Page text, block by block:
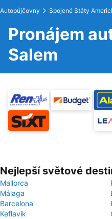
Autopůjčovny Spojené Státy
Pronájem
Salem
Nejlepší světové
Mallorca
Málaga
Barcelona
Keflavík